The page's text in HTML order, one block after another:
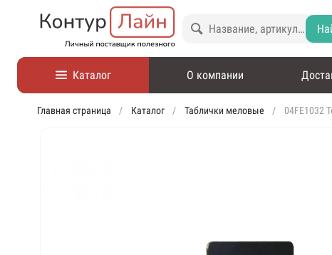
Каталог О компании
Главная страница Каталог Таблички меловые 04FE1032